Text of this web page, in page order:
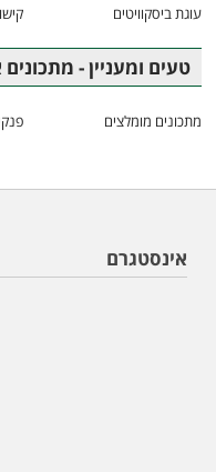
עוגת ביסקוויטים
טעים ומעניין -
מתכונים מומלצים
אינסטגרם